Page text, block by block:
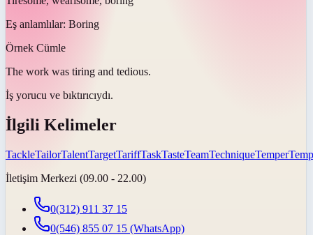
Eş anlamlılar: Boring
Örnek Cümle
The work was tiring and tedious.
İş yorucu ve bıktırıcıydı.
İlgili Kelimeler
TackleTailorTalentTargetTariffTaskTasteTeamTechniqueTemper
İletişim Merkezi (09.00 - 22.00)
0(312) 911 37 15
0(546) 855 07 15 (WhatsApp)